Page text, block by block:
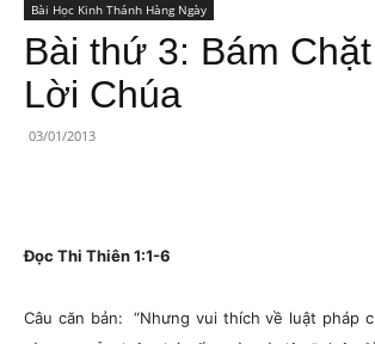
Bài Học Kinh Thánh Hàng Ngày
Bài thứ 3: Bám
Lời Chúa
03/01/2013
Đọc Thi Thiên 1:1-6
Câu căn bản: “Nhưng vui thích về luật pháp